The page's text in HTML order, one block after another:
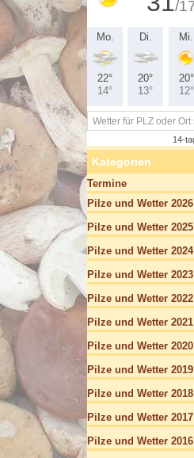
Kategorien
Termine
Pilze und Wetter 2026
Pilze und Wetter 2025
Pilze und Wetter 2024
Pilze und Wetter 2023
Pilze und Wetter 2022
Pilze und Wetter 2021
Pilze und Wetter 2020
Pilze und Wetter 2019
Pilze und Wetter 2018
Pilze und Wetter 2017
Pilze und Wetter 2016